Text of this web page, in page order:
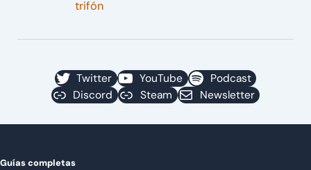
trifón
Twitter YouTube
Podcast
Discord
Steam Newsletter
Guías completas